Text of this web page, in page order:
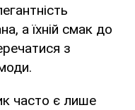
а їхній смак до
з
часто є лише